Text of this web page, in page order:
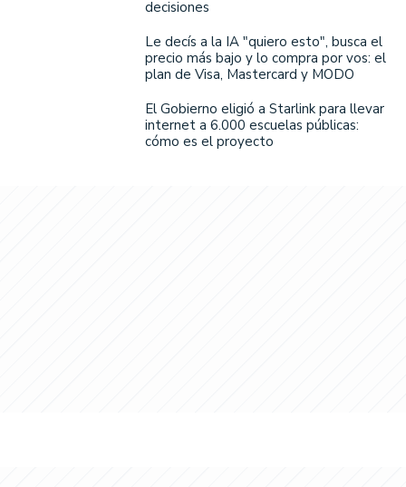
decisiones
Le decís a la IA "quiero esto", busca el
precio más bajo y lo compra por vos: el
plan de Visa, Mastercard y MODO
El Gobierno eligió a Starlink para llevar
internet a 6.000 escuelas públicas:
cómo es el proyecto